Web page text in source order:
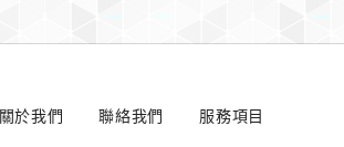
關於我們 聯絡我們 服務項目